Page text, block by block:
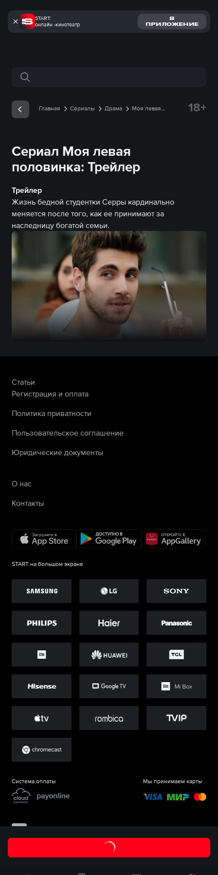
START:
онлайн -кинотеатр
В
ПРИЛОЖЕНИЕ
Поиск по сайту
Главная Сериалы Драма
Моя левая
18+
Сериал Моя левая
половинка: Трейлер
Трейлер
Жизнь бедной студентки Серры кардинально
меняется после того, как ее принимают за
наследницу богатой семьи.
Статьи
Регистрация и оплата
Политика приватности
Пользовательское соглашение
Юридические документы
О нас
Контакты
START на большом экране
Система оплаты Мы принимаем карты